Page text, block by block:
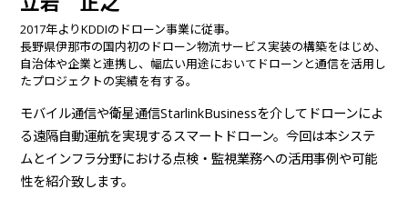
2017年よりKDDIのドローン事業に従事。
長野県伊那市の国内初のドローン物流サービス実装の構築をはじめ、
自治体や企業と連携し、幅広い用途においてドローンと通信を活用し
たプロジェクトの実績を有する。
モバイル通信や衛星通信StarlinkBusinessを介してドローンによ
る遠隔自動運航を実現するスマートドローン。今回は本システ
ムとインフラ分野における点検・監視業務への活用事例や可能
性を紹介致します。